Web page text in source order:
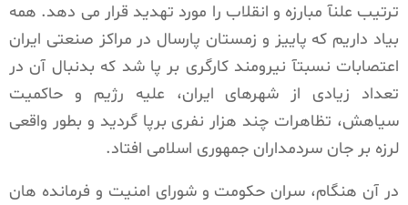
ترتیب علنآ مبارزه و انقلاب را مورد تهدید قرار می دهد. همه
بیاد داریم که پاییز و زمستان پارسال در مراکز صنعتی ایران
اعتصابات نسبتآ نیرومند کارگری بر پا شد که بدنبال آن در
تعداد زیادی از شهرهای ایران، علیه رژیم و حاکمیت
سیاهش، تظاهرات چند هزار نفری برپا گردید و بطور واقعی
لرزه بر جان سردمداران جمهوری اسلامی افتاد.
در آن هنگام، سران حکومت و شورای امنیت و فرمانده هان